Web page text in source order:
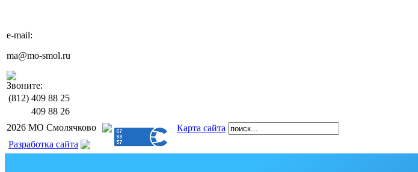
e-mail:
ma@mo-smol.ru
Звоните:
(812) 409 88 25
409 88 26
2026 МО Смолячково
Карта сайта
Разработка сайта